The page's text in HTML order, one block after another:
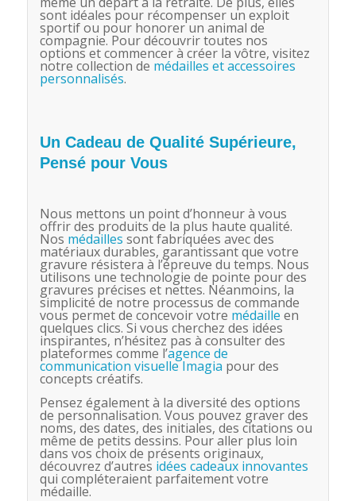
sont idéales pour récompenser un exploit
sportif ou pour honorer un animal de
compagnie. Pour découvrir toutes nos
options et commencer à créer la vôtre, visitez
notre collection de médailles et accessoires
personnalisés.
Un Cadeau de Qualité Supérieure,
Pensé pour Vous
Nous mettons un point d’honneur à vous
offrir des produits de la plus haute qualité.
Nos médailles sont fabriquées avec des
matériaux durables, garantissant que votre
gravure résistera à l’épreuve du temps. Nous
utilisons une technologie de pointe pour des
gravures précises et nettes. Néanmoins, la
simplicité de notre processus de commande
vous permet de concevoir votre médaille en
quelques clics. Si vous cherchez des idées
inspirantes, n’hésitez pas à consulter des
plateformes comme l’agence de
communication visuelle Imagia pour des
concepts créatifs.
Pensez également à la diversité des options
de personnalisation. Vous pouvez graver des
noms, des dates, des initiales, des citations ou
même de petits dessins. Pour aller plus loin
dans vos choix de présents originaux,
découvrez d’autres idées cadeaux innovantes
qui compléteraient parfaitement votre
médaille.